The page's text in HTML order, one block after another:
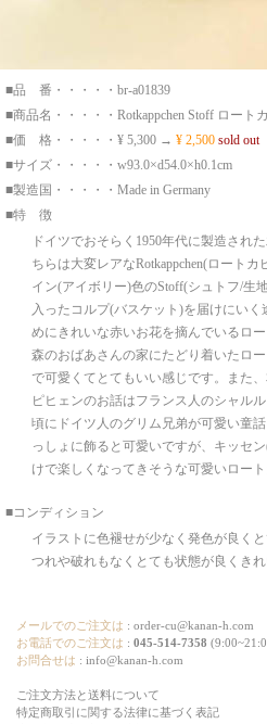
■品 番・・・・・br-a01839
■商品名・・・・・Rotkappchen Stoff ロー
■価 格・・・・・¥ 5,300 → ¥ 2,500sold out
■サイズ・・・・・w93.0×d54.0×h0.1cm
■製造国・・・・・Made in Germany
■特 徴
ドイツでおそらく1950年代に製造され
ちらは大変レアなRotkappchen(ロート
イン(アイボリー)色のStoff(シュトフ/生
入ったコルプ(バスケット)を届けにい
めにきれいな赤いお花を摘んでいるロ
森のおばあさんの家にたどり着いたロ
で可愛くてとてもいい感じです。また
ピヒェンのお話はフランス人のシャル
頃にドイツ人のグリム兄弟が可愛い童
っしょに飾ると可愛いですが、キッセ
けで楽しくなってきそうな可愛いロー
■コンディション
イラストに色褪せが少なく発色が良く
つれや破れもなくとても状態が良くきれ
メールでのご注文は : order-cu@kanan-h.com
お電話でのご注文は : 045-514-7358
お問合せは : info@kanan-h.com
ご注文方法と送料について
特定商取引に関する法律に基づく表記